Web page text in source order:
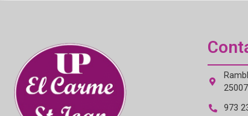
973